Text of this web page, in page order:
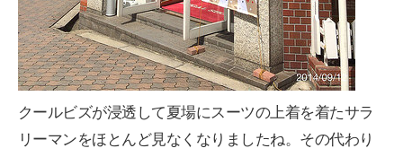
クールビズが浸透して夏場にスーツの上着を着たサラ
リーマンをほとんど見なくなりましたね。その代わり